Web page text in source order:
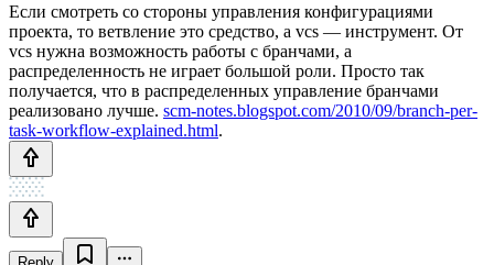
Если смотреть со стороны управления конфигурациями
проекта, то ветвление это средство, а vcs — инструмент. От
vcs нужна возможность работы с бранчами, а
распределенность не играет большой роли. Просто так
получается, что в распределенных управление бранчами
реализовано лучше. scm-notes.blogspot.com/2010/09/branch-per-
task-workflow-explained.html.